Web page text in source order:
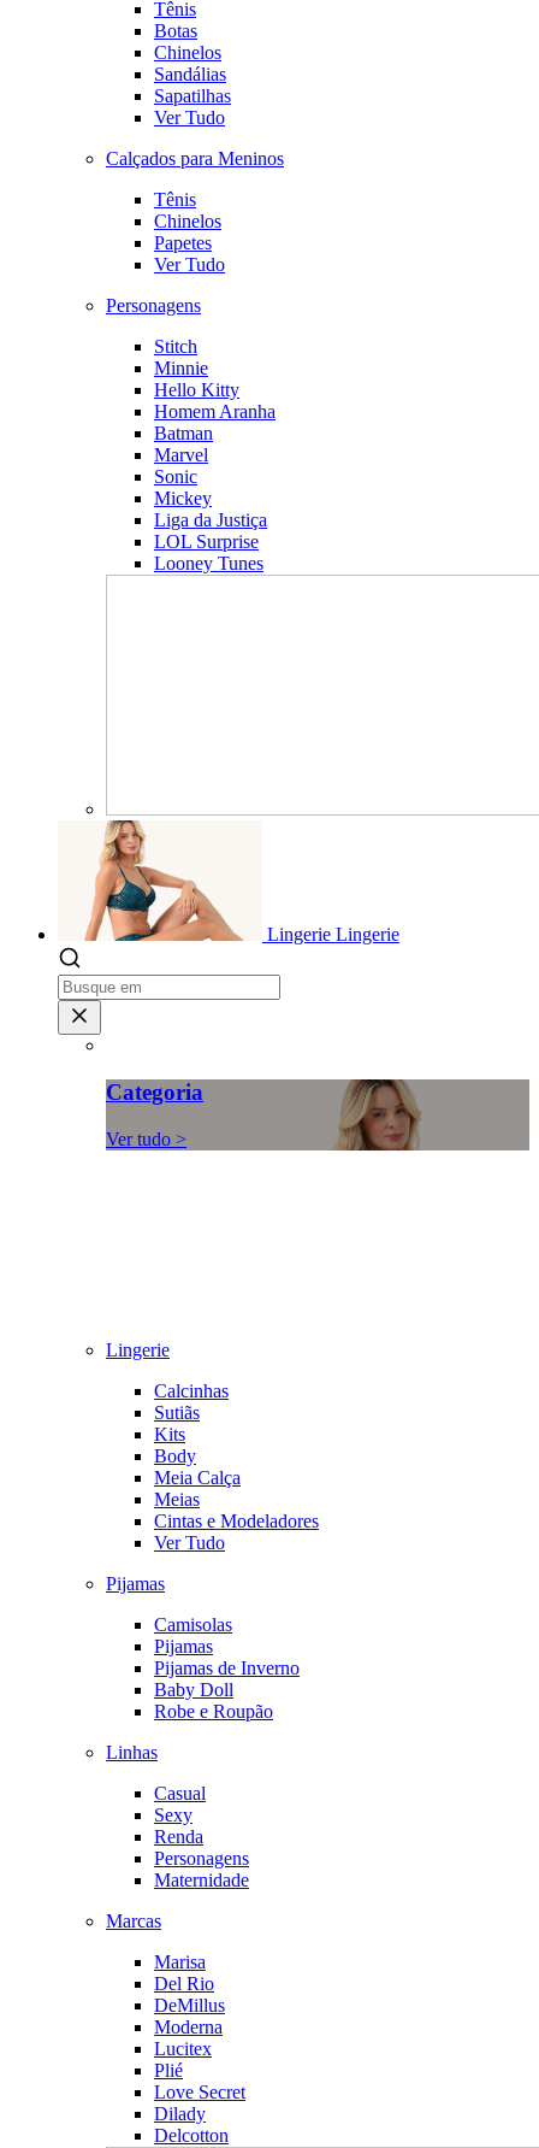
Tênis
Botas
Chinelos
Sandálias
Sapatilhas
Ver Tudo
Calçados para Meninos
Tênis
Chinelos
Papetes
Ver Tudo
Personagens
Stitch
Minnie
Hello Kitty
Homem Aranha
Batman
Marvel
Sonic
Mickey
Liga da Justiça
LOL Surprise
Looney Tunes
Lingerie Lingerie
Categoria
Ver tudo >
Lingerie
Calcinhas
Sutiãs
Kits
Body
Meia Calça
Meias
Cintas e Modeladores
Ver Tudo
Pijamas
Camisolas
Pijamas
Pijamas de Inverno
Baby Doll
Robe e Roupão
Linhas
Casual
Sexy
Renda
Personagens
Maternidade
Marcas
Marisa
Del Rio
DeMillus
Moderna
Lucitex
Plié
Love Secret
Dilady
Delcotton